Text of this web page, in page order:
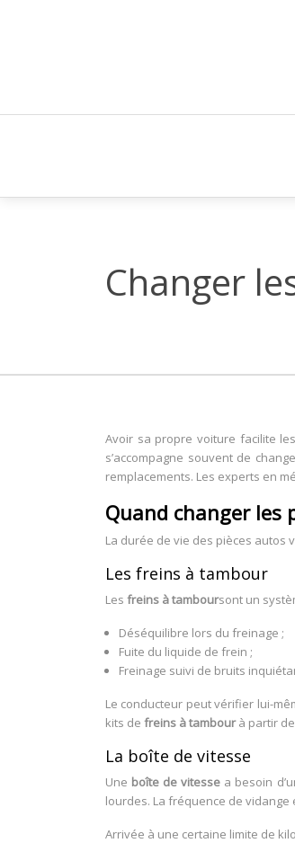
Changer
Avoir sa propre voiture facilite
s’accompagne souvent de
remplacements. Les experts en
Quand changer les
La durée de vie des pièces autos
Les freins à tambour
Les freins à tamboursont un
Déséquilibre lors du freinage ;
Fuite du liquide de frein ;
Freinage suivi de bruits
Le conducteur peut vérifier lui-
kits de freins à tambourà partir
La boîte de vitesse
Une boîte de vitesse a besoin
lourdes. La fréquence de vidange
Arrivée à une certaine limite de